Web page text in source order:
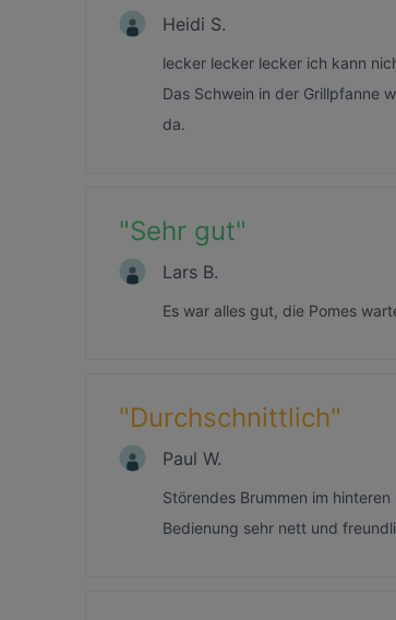
Heidi S.
lecker lecker lecker ich kann
Das Schwein in der Grillpfanne
da.
"Sehr gut"
Lars B.
Es war alles gut, die Pomes
"Durchschnittlich"
Paul W.
Störendes Brummen im
Bedienung sehr nett und